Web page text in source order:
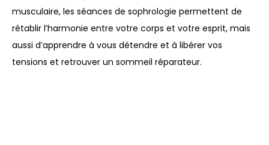
musculaire, les séances de sophrologie permettent de
rétablir l’harmonie entre votre corps et votre esprit, mais
aussi d’apprendre à vous détendre et à libérer vos
tensions et retrouver un sommeil réparateur.